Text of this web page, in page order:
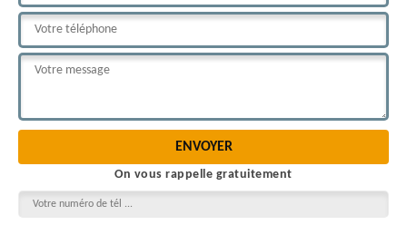
On vous rappelle gratuitement